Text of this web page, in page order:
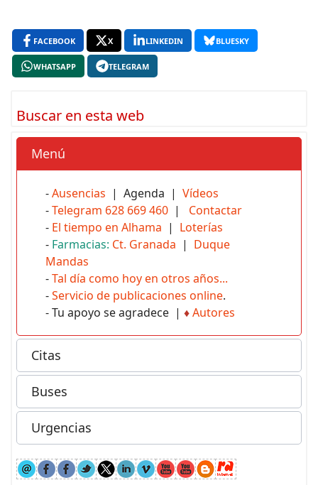
FACEBOOK X LINKEDIN BLUESKY
WHATSAPP TELEGRAM
Buscar en esta web
Menú
-Ausencias | Agenda | Vídeos
-Telegram 628 669 460 | Contactar
- El tiempo en Alhama | Loterías
- Farmacias: Ct. Granada | Duque
Mandas
-Tal día como hoy en otros años...
-Servicio de publicaciones online.
- Tu apoyo se agradece | ♦Autores
Citas
Buses
Urgencias